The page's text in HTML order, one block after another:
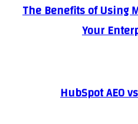
The Benefits of Using
Your
HubSpot AEO